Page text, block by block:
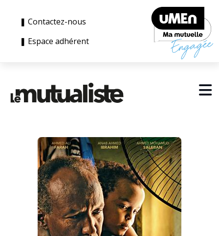
❚ Contactez-nous
❚ Espace adhérent